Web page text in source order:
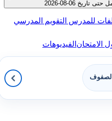
06-08-2026
للمدرس التقويم المدرسي
الامتحانالفيديوهات